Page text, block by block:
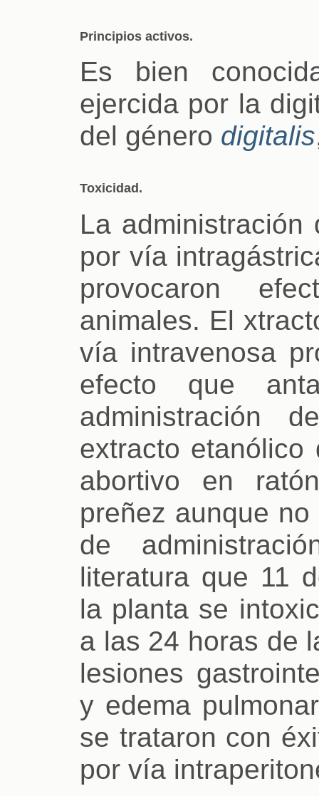
Principios activos.
Es bien
ejercida por la
del género digitalis
Toxicidad.
La
por vía
provocaron
animales. El
vía intravenosa
efecto que
administración
extracto
abortivo en
preñez aunque
de
literatura que 11
la planta se
a las 24 horas de
lesiones
y edema
se trataron con
por vía